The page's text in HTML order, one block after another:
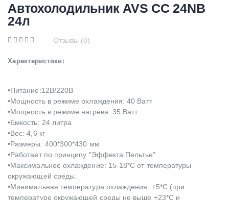
Автохолодильник AVS CC 24NB
24л
Отзывы (0)
Характеристики:
•Питание:12B/220В
•Мощность в режиме охлаждения: 40 Ватт
•Мощность в режиме нагрева: 35 Ватт
•Емкость: 24 литра
•Вес: 4,6 кг
•Размеры: 400*300*430 мм
•Работает по принципу "Эффекта Пельтье"
•Максимальное охлаждение: 15-18*С от температуры
окружающей среды.
•Минимальная температура охлаждения: +5*С (при
температуре окружающей среды не выше +23*С и